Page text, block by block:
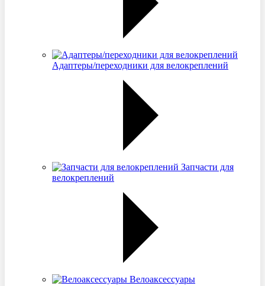
Адаптеры/переходники для велокреплений
Запчасти для
велокреплений
Велоаксессуары